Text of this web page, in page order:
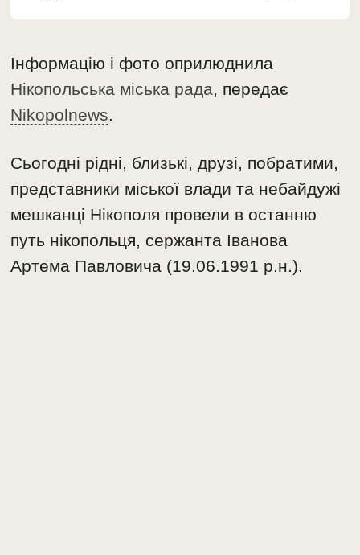
Інформацію і фото оприлюднила
Нікопольська міська рада, передає
Nikopolnews.
Сьогодні рідні, близькі, друзі, побратими,
представники міської влади та небайдужі
мешканці Нікополя провели в останню
путь нікопольця, сержанта Іванова
Артема Павловича (19.06.1991 р.н.).